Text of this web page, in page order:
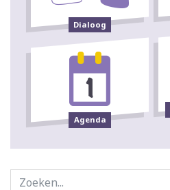
Dialoog
Agenda